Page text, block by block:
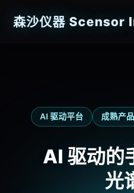
森沙仪器 Scensor
AI 驱动平台 成熟产
AI 驱动的
光